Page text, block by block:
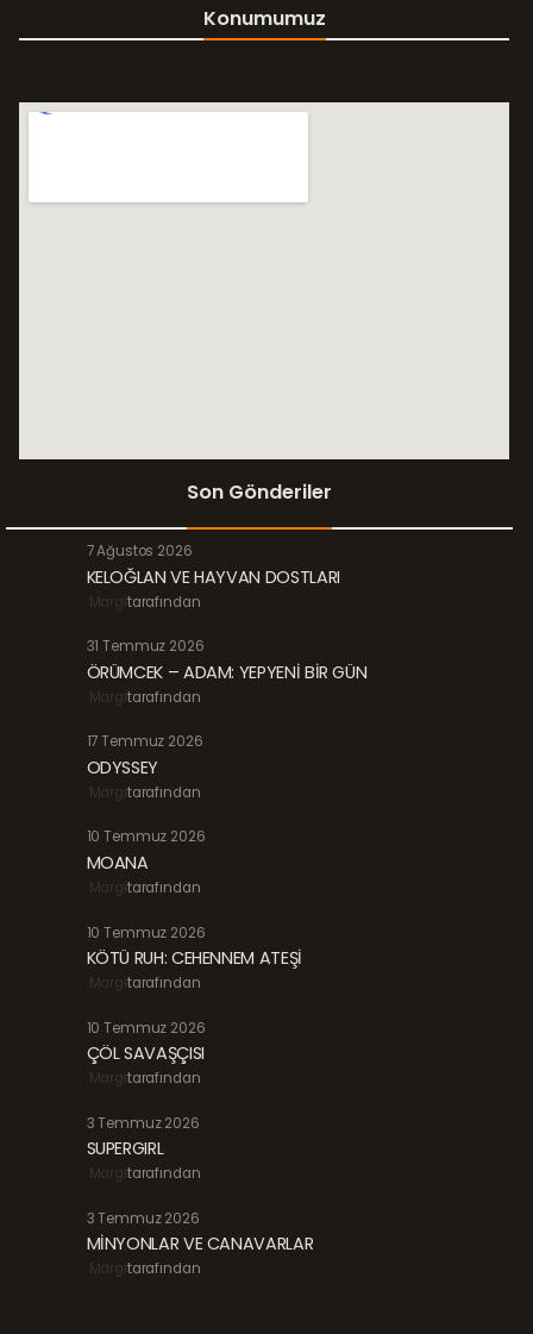
Konumumuz
Son Gönderiler
7 Ağustos 2026
KELOĞLAN VE HAYVAN DOSTLARI
Margitarafından
31 Temmuz 2026
ÖRÜMCEK – ADAM: YEPYENİ BİR GÜN
Margitarafından
17 Temmuz 2026
ODYSSEY
Margitarafından
10 Temmuz 2026
MOANA
Margitarafından
10 Temmuz 2026
KÖTÜ RUH: CEHENNEM ATEŞİ
Margitarafından
10 Temmuz 2026
ÇÖL SAVAŞÇISI
Margitarafından
3 Temmuz 2026
SUPERGIRL
Margitarafından
3 Temmuz 2026
MİNYONLAR VE CANAVARLAR
Margitarafından